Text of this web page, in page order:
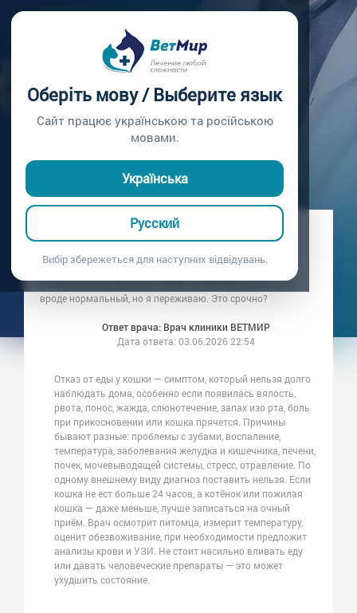
Оберіть мову / Выберите язык
Сайт працює українською та російською
мовами.
Українська
Русский
Вибір збережеться для наступних відвідувань.
Вопросы врачу /
КОШКА НЕ ЕСТ И
ВЯЛАЯ: ПРИЧИНЫ
Вопрос врачу №442
Вопрос владельца: Владелица кошки
Кошка почти сутки не ест, лежит, стала прятаться. Носа
вроде нормальный, но я переживаю. Это срочно?
Ответ врача: Врач клиники ВЕТМИР
Дата ответа: 03.06.2026 22:54
Отказ от еды у кошки — симптом, который нельзя долго
наблюдать дома, особенно если появилась вялость,
рвота, понос, жажда, слюнотечение, запах изо рта, боль
при прикосновении или кошка прячется. Причины
бывают разные: проблемы с зубами, воспаление,
температура, заболевания желудка и кишечника, печени,
почек, мочевыводящей системы, стресс, отравление. По
одному внешнему виду диагноз поставить нельзя. Если
кошка не ест больше 24 часов, а котёнок или пожилая
кошка — даже меньше, лучше записаться на очный
приём. Врач осмотрит питомца, измерит температуру,
оценит обезвоживание, при необходимости предложит
анализы крови и УЗИ. Не стоит насильно вливать еду
или давать человеческие препараты — это может
ухудшить состояние.